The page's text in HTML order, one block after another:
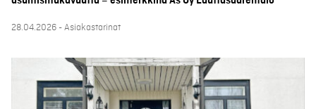
28.04.2026 - Asiakastarinat